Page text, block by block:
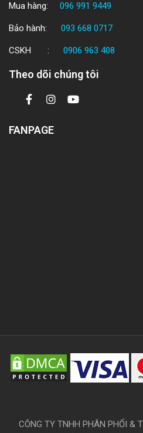
Mua hàng: 096 991 9449
Bảo hành: 093 668 0717
CSKH : 0906 963 408
Theo dõi chúng tôi
FANPAGE
CÔNG TY TNHH PHÂN PHỐI &